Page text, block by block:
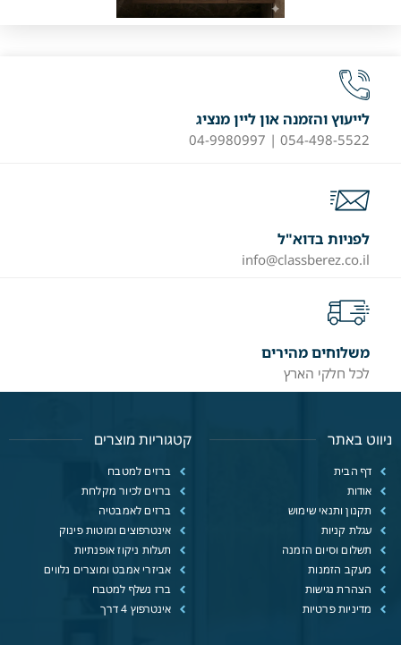
לייעוץ והזמנה און ליין מנציג
054-498-5522 | 04-9980997
לפניות בדוא"ל
info@classberez.co.il
משלוחים מהירים
לכל חלקי הארץ
ניווט באתר
דף הבית
אודות
תקנון ותנאי שימוש
עגלת קניות
תשלום וסיום הזמנה
מעקב הזמנות
הצהרת נגישות
מדיניות פרטיות
קטגוריות מוצרים
ברזים למטבח
ברזים לכיור מקלחת
ברזים לאמבטיה
אינטרפוצים ומוטות פינוק
תעלות ניקוז אופנתיות
אביזרי אמבט ומוצרים נלווים
ברז נשלף למטבח
אינטרפוץ 4 דרך